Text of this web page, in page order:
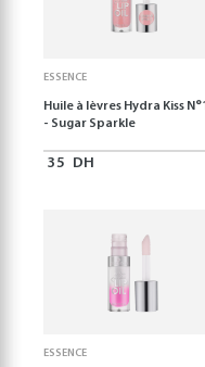
ESSENCE
Huile à lèvres Hydra Kiss
- Sugar Sparkle
35 DH
ESSENCE